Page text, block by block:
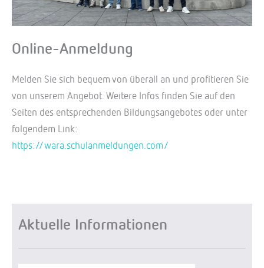
Aktuelle Informationen
Online-Anmeldung
Melden Sie sich bequem von überall an und profitieren Sie
von unserem Angebot. Weitere Infos finden Sie auf den
Seiten des entsprechenden Bildungsangebotes oder unter
folgendem Link:
https://wara.schulanmeldungen.com/